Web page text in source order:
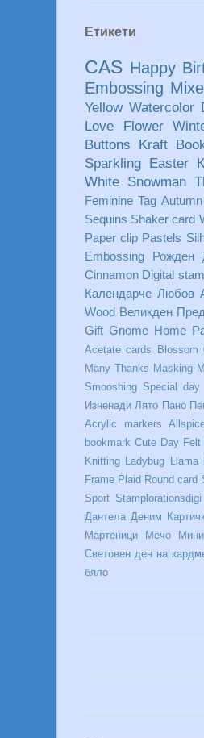
Етикети
CAS Happy
Embossing
Yellow Watercolor
Love
Flower
Buttons
Kraft
Sparkling
Easter
White Snowman
Feminine Tag Autumn
Sequins Shaker card
Paper clip Pastels
Embossing
Рожден
Cinnamon Digital
Календарче Любов
Wood Великден
Gift Gnome Home
Acetate cards Blossom
Many Thanks Masking
Smooshing Special day
Изненади Лято Пано
Acrylic markers
bookmark Cute Day Felt
Knitting Ladybug Llama
Frame Plaid Round card
Sport
Дантела Деним
Мартеници
Мечо
Световен ден на
бяло